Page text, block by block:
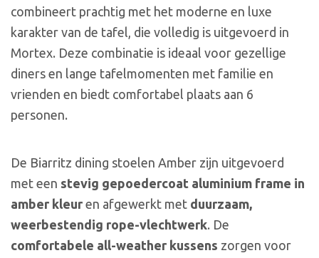
combineert prachtig met het moderne en luxe
karakter van de tafel, die volledig is uitgevoerd in
Mortex. Deze combinatie is ideaal voor gezellige
diners en lange tafelmomenten met familie en
vrienden en biedt comfortabel plaats aan 6
personen.
De Biarritz dining stoelen Amber zijn uitgevoerd
met een stevig gepoedercoat aluminium frame in
amber kleur en afgewerkt met duurzaam,
weerbestendig rope-vlechtwerk. De
comfortabele all-weather kussens zorgen voor